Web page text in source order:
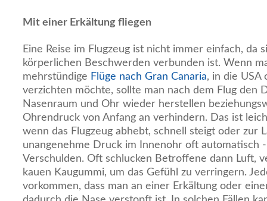
Mit einer Erkältung fliegen
Eine Reise im Flugzeug ist nicht immer einfach, da
körperlichen Beschwerden verbunden ist. Wenn
mehrstündige Flüge nach Gran Canaria, in die USA
verzichten möchte, sollte man nach dem Flug den
Nasenraum und Ohr wieder herstellen
Ohrendruck von Anfang an verhindern. Das ist
wenn das Flugzeug abhebt, schnell steigt oder zur
unangenehme Druck im Innenohr oft automatisch
Verschulden. Oft schlucken Betroffene dann Luft,
kauen Kaugummi, um das Gefühl zu verringern.
vorkommen, dass man an einer Erkältung oder